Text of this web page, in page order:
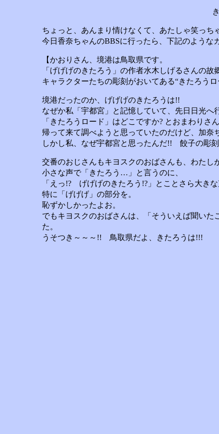
ちょっと、あんまり情けなくて、あたしゃ笑っち
今日香奈ちゃんのBBSに行ったら、下記のような
【かおりさん、境港は鳥取県です。
「げげげのきたろう」の作者水木しげるさんの故
キャラクターたちの彫刻がおいてある“きたろう
境港だったのか、げげげのきたろうは!!
なぜか私「宇都宮」と記憶していて、先日日光
「きたろうロード」はどこですか? とおまわり
帰って来て調べようと思っていたのだけど、加
しかし私、なぜ宇都宮と思ったんだ!! 餃子の彫
交番のおじさんもキヨスクのおばさんも、わたし
小さな声で「きたろう…」と言うのに、
「えっ!? げげげのきたろう!?」とことさら大き
特に「げげげ」の部分を。
恥ずかしかったよお。
でもキヨスクのおばさんは、「そういえば聞い
た。
うそつき～～～!! 鳥取県だよ、きたろうは!!!